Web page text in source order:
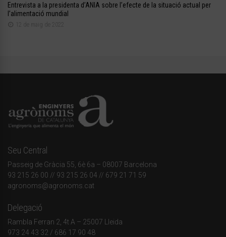
Entrevista a la presidenta d’ANIA sobre l’efecte de la situació actual per
l’alimentació mundial
12 de maig de 2022
Seu Central
Passeig de Gràcia 55, 6è 6a – 08007 Barcelona
93 215 26 00 // 93 215 26 04 // 679 21 71 59
agronoms@agronoms.cat
Delegació
Rambla Ferran 2, 4t A – 25007 Lleida
973 24 43 32 / 686 17 90 48